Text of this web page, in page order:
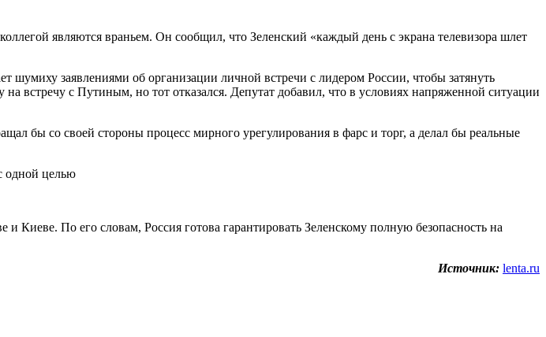
являются враньем. Он сообщил, что Зеленский «каждый день с экрана телевизора шлет
шумиху заявлениями об организации личной встречи с лидером России, чтобы затянуть
встречу с Путиным, но тот отказался. Депутат добавил, что в условиях напряженной ситуации
бы со своей стороны процесс мирного урегулирования в фарс и торг, а делал бы реальные
Киеве. По его словам, Россия готова гарантировать Зеленскому полную безопасность на
Источник: lenta.ru